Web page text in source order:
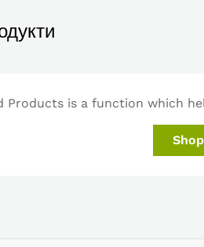
Products is a function which